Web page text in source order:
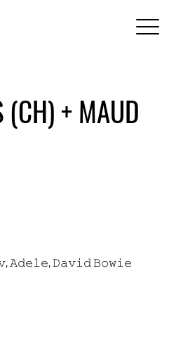
(CH) + MAUD
𝙰𝚍𝚎𝚕𝚎, 𝙳𝚊𝚟𝚒𝚍 𝙱𝚘𝚠𝚒𝚎